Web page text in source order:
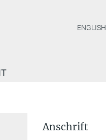
ENGLISH
Anschrift